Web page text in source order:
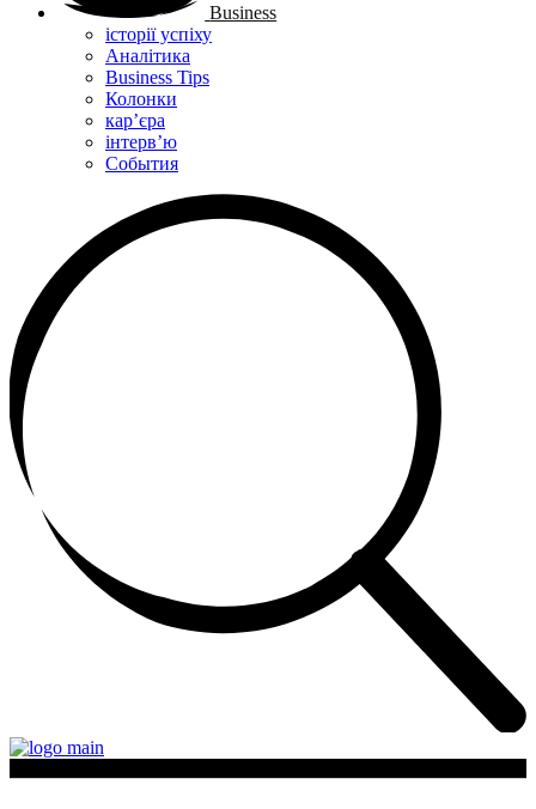
Business
історії успіху
Аналітика
Business Tips
Колонки
кар’єра
інтерв’ю
Cобытия